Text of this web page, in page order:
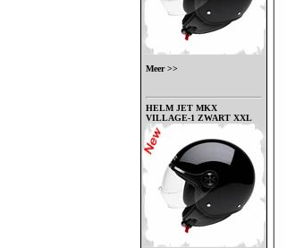
Meer >>
HELM JET MKX
VILLAGE-1 ZWART XXL